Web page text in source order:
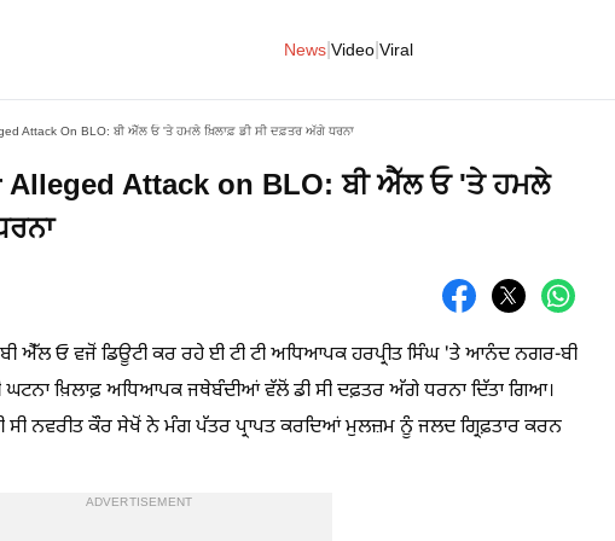
News Video Viral
Attack On BLO: ਬੀ ਐੱਲ ਓ 'ਤੇ ਹਮਲੇ ਖ਼ਿਲਾਫ਼ ਡੀ ਸੀ ਦਫ਼ਤਰ ਅੱਗੇ ਧਰਨਾ
Alleged Attack on BLO: ਬੀ ਐੱਲ ਓ 'ਤੇ ਹਮਲੇ
ਐੱਲ ਓ ਵਜੋਂ ਡਿਊਟੀ ਕਰ ਰਹੇ ਈ ਟੀ ਟੀ ਅਧਿਆਪਕ ਹਰਪ੍ਰੀਤ ਸਿੰਘ 'ਤੇ ਆਨੰਦ ਨਗਰ-ਬੀ
ਘਟਨਾ ਖ਼ਿਲਾਫ਼ ਅਧਿਆਪਕ ਜਥੇਬੰਦੀਆਂ ਵੱਲੋਂ ਡੀ ਸੀ ਦਫ਼ਤਰ ਅੱਗੇ ਧਰਨਾ ਦਿੱਤਾ ਗਿਆ।
ਨਵਰੀਤ ਕੌਰ ਸੇਖੋਂ ਨੇ ਮੰਗ ਪੱਤਰ ਪ੍ਰਾਪਤ ਕਰਦਿਆਂ ਮੁਲਜ਼ਮ ਨੂੰ ਜਲਦ ਗ੍ਰਿਫ਼ਤਾਰ ਕਰਨ
ADVERTISEMENT